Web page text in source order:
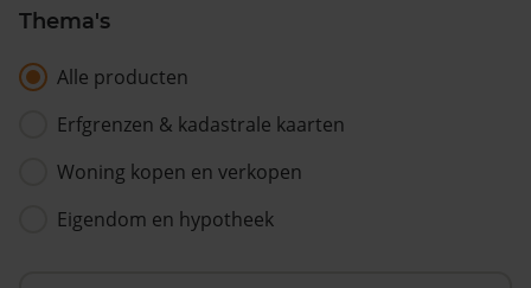
Thema's
Alle producten
Erfgrenzen & kadastrale kaarten
Woning kopen en verkopen
Eigendom en hypotheek